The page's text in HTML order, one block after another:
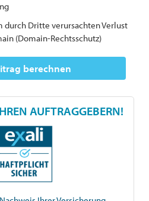
durch Dritte verursachten Verlust
(Domain-Rechtsschutz)
berechnen
AUFTRAGGEBERN!